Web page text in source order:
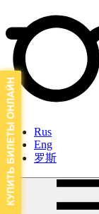
Rus
Eng
罗斯